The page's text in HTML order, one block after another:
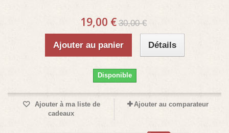
19,00 € 30,00 €
Ajouter au panier Détails
Disponible
Ajouter à ma liste de
cadeaux
Ajouter au comparateur